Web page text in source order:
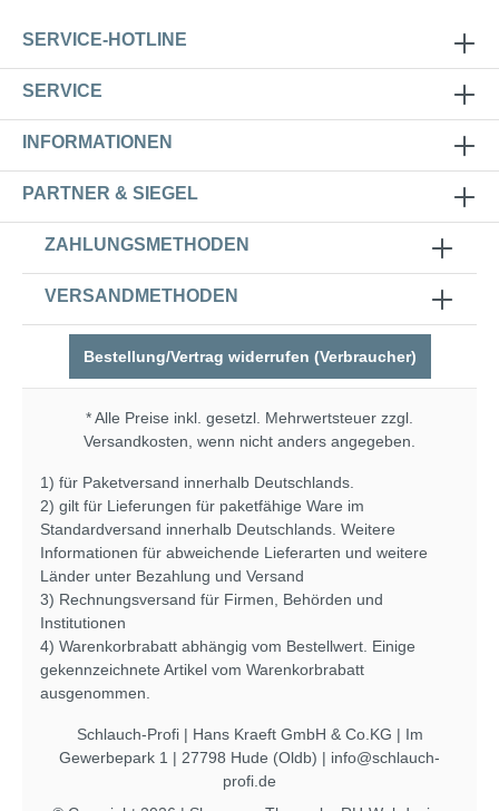
SERVICE-HOTLINE
SERVICE
INFORMATIONEN
PARTNER & SIEGEL
ZAHLUNGSMETHODEN
VERSANDMETHODEN
Bestellung/Vertrag widerrufen (Verbraucher)
* Alle Preise inkl. gesetzl. Mehrwertsteuer zzgl.
Versandkosten , wenn nicht anders angegeben.
1) für Paketversand innerhalb Deutschlands.
2) gilt für Lieferungen für paketfähige Ware im
Standardversand innerhalb Deutschlands. Weitere
Informationen für abweichende Lieferarten und weitere
Länder unter Bezahlung und Versand
3) Rechnungsversand für Firmen, Behörden und
Institutionen
4) Warenkorbrabatt abhängig vom Bestellwert. Einige
gekennzeichnete Artikel vom Warenkorbrabatt
ausgenommen.
Schlauch-Profi | Hans Kraeft GmbH & Co.KG | Im
Gewerbepark 1 | 27798 Hude (Oldb) | info@schlauch-
profi.de